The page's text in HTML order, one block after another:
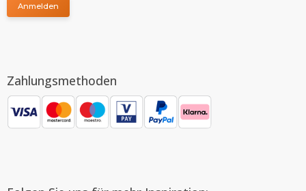
Anmelden
Zahlungsmethoden